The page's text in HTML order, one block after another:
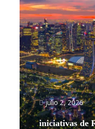
julio 2, 2026
iniciativas de